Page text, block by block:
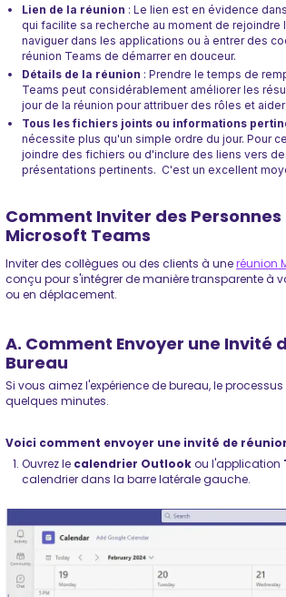
Lien de la réunion : Le lien est en évidence
qui facilite sa recherche au moment de rejoindre
naviguer dans les applications ou à entrer des
réunion Teams de démarrer en douceur.
Détails de la réunion : Prendre le temps de
Teams peut considérablement améliorer les
jour de la réunion pour attribuer des rôles et
Tous les fichiers joints ou informations
nécessite plus qu'un simple ordre du jour. Pour
joindre des fichiers ou d'inclure des liens vers
présentations pertinents. C'est un excellent
Comment Inviter des
Microsoft Teams
Inviter des collègues ou des clients à uneréunion
conçu pour s'intégrer de manière transparente à
ou en déplacement.
A. Comment Envoyer une Invité
Bureau
Si vous aimez l'expérience de bureau, le
quelques minutes.
Voici comment envoyer une invité de
Ouvrez le calendrier Outlookou l'application
calendrier dans la barre latérale gauche.